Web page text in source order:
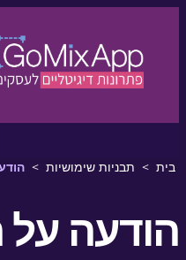
בית > תבניות שימושיות >
הודעה